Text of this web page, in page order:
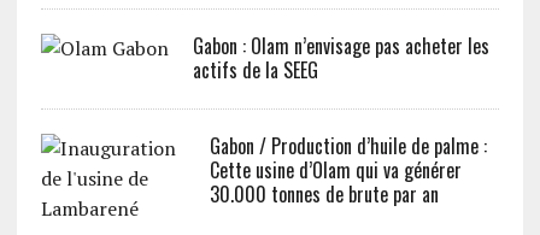
Gabon : Olam n’envisage pas acheter les
actifs de la SEEG
Gabon / Production d’huile de palme :
Cette usine d’Olam qui va générer
30.000 tonnes de brute par an